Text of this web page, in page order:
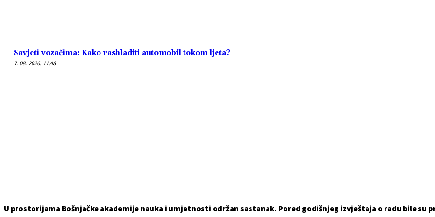
Savjeti vozačima: Kako rashladiti automobil tokom ljeta?
7. 08. 2026. 11:48
U prostorijama Bošnjačke akademije nauka i umjetnosti održan sastanak. Pored godišnjeg izvještaja o radu bile su